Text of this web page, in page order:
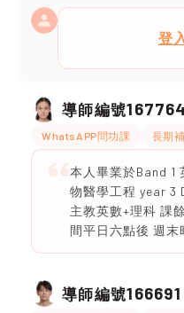
登
導師編號167764
WhatsAPP問功課 長期
本人畢業於Band 1
物醫學工程 year 3
主教英數+理科 課
間平日六點後 週
導師編號166691